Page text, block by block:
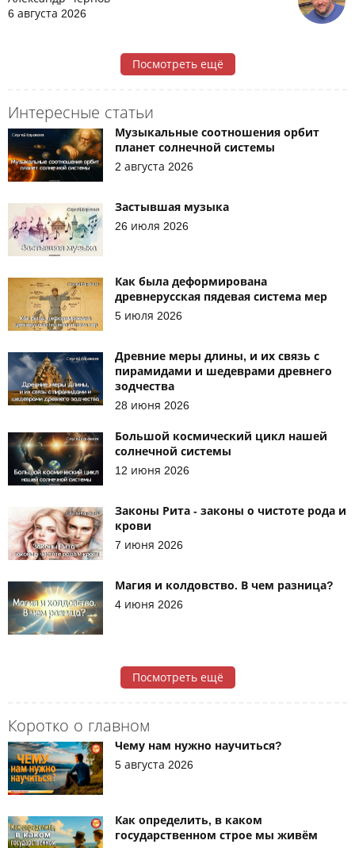
6 августа 2026
Посмотреть ещё
Коротко о главном
Чему нам нужно научиться?
5 августа 2026
Как определить, в каком
государственном строе мы живём
Интересные статьи
Музыкальные соотношения орбит
планет солнечной системы
2 августа 2026
Застывшая музыка
26 июля 2026
Как была деформирована
древнерусская пядевая система мер
5 июля 2026
Древние меры длины, и их связь с
пирамидами и шедеврами древнего
зодчества
28 июня 2026
Большой космический цикл нашей
солнечной системы
12 июня 2026
Законы Рита - законы о чистоте рода и
крови
7 июня 2026
Магия и колдовство. В чем разница?
4 июня 2026
Посмотреть ещё